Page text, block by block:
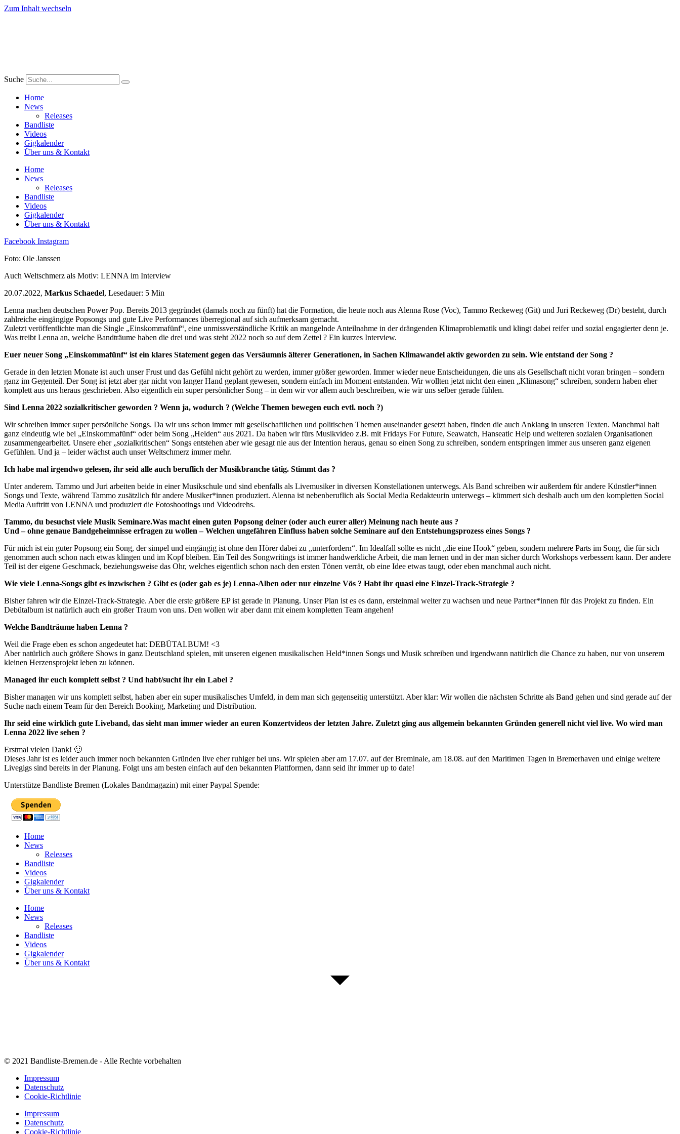
Zum Inhalt wechseln
Suche
Home
News
Releases
Bandliste
Videos
Gigkalender
Über uns & Kontakt
Home
News
Releases
Bandliste
Videos
Gigkalender
Über uns & Kontakt
Facebook Instagram
Foto: Ole Janssen
Auch Weltschmerz als Motiv: LENNA im Interview
20.07.2022, Markus Schaedel, Lesedauer: 5 Min
Lenna machen deutschen Power Pop. Bereits 2013 gegründet (damals noch zu fünft) hat die Formation, die heute noch aus Alenna Rose (Voc), Tammo Reckeweg (Git) und Juri Reckeweg (Dr) besteht, durch
zahlreiche eingängige Popsongs und gute Live Performances überregional auf sich aufmerksam gemacht.
Zuletzt veröffentlichte man die Single „Einskommafünf“, eine unmissverständliche Kritik an mangelnde Anteilnahme in der drängenden Klimaproblematik und klingt dabei reifer und sozial engagierter denn je.
Was treibt Lenna an, welche Bandträume haben die drei und was steht 2022 noch so auf dem Zettel ? Ein kurzes Interview.
Euer neuer Song „Einskommafünf“ ist ein klares Statement gegen das Versäumnis älterer Generationen, in Sachen Klimawandel aktiv geworden zu sein. Wie entstand der Song ?
Gerade in den letzten Monate ist auch unser Frust und das Gefühl nicht gehört zu werden, immer größer geworden. Immer wieder neue Entscheidungen, die uns als Gesellschaft nicht voran bringen – sondern
ganz im Gegenteil. Der Song ist jetzt aber gar nicht von langer Hand geplant gewesen, sondern einfach im Moment entstanden. Wir wollten jetzt nicht den einen „Klimasong“ schreiben, sondern haben eher
komplett aus uns heraus geschrieben. Also eigentlich ein super persönlicher Song – in dem wir vor allem auch beschreiben, wie wir uns selber gerade fühlen.
Sind Lenna 2022 sozialkritischer geworden ? Wenn ja, wodurch ? (Welche Themen bewegen euch evtl. noch ?)
Wir schreiben immer super persönliche Songs. Da wir uns schon immer mit gesellschaftlichen und politischen Themen auseinander gesetzt haben, finden die auch Anklang in unseren Texten. Manchmal halt
ganz eindeutig wie bei „Einskommafünf“ oder beim Song „Helden“ aus 2021. Da haben wir fürs Musikvideo z.B. mit Fridays For Future, Seawatch, Hanseatic Help und weiteren sozialen Organisationen
zusammengearbeitet. Unsere eher „sozialkritischen“ Songs entstehen aber wie gesagt nie aus der Intention heraus, genau so einen Song zu schreiben, sondern entspringen immer aus unseren ganz eigenen
Gefühlen. Und ja – leider wächst auch unser Weltschmerz immer mehr.
Ich habe mal irgendwo gelesen, ihr seid alle auch beruflich der Musikbranche tätig. Stimmt das ?
Unter anderem. Tammo und Juri arbeiten beide in einer Musikschule und sind ebenfalls als Livemusiker in diversen Konstellationen unterwegs. Als Band schreiben wir außerdem für andere Künstler*innen
Songs und Texte, während Tammo zusätzlich für andere Musiker*innen produziert. Alenna ist nebenberuflich als Social Media Redakteurin unterwegs – kümmert sich deshalb auch um den kompletten Social
Media Auftritt von LENNA und produziert die Fotoshootings und Videodrehs.
Tammo, du besuchst viele Musik Seminare.Was macht einen guten Popsong deiner (oder auch eurer aller) Meinung nach heute aus ?
Und – ohne genaue Bandgeheimnisse erfragen zu wollen – Welchen ungefähren Einfluss haben solche Seminare auf den Entstehungsprozess eines Songs ?
Für mich ist ein guter Popsong ein Song, der simpel und eingängig ist ohne den Hörer dabei zu „unterfordern“. Im Idealfall sollte es nicht „die eine Hook“ geben, sondern mehrere Parts im Song, die für sich
genommen auch schon nach etwas klingen und im Kopf bleiben. Ein Teil des Songwritings ist immer handwerkliche Arbeit, die man lernen und in der man sicher durch Workshops verbessern kann. Der andere
Teil ist der eigene Geschmack, beziehungsweise das Ohr, welches eigentlich schon nach den ersten Tönen verrät, ob eine Idee etwas taugt, oder eben manchmal auch nicht.
Wie viele Lenna-Songs gibt es inzwischen ? Gibt es (oder gab es je) Lenna-Alben oder nur einzelne Vös ? Habt ihr quasi eine Einzel-Track-Strategie ?
Bisher fahren wir die Einzel-Track-Strategie. Aber die erste größere EP ist gerade in Planung. Unser Plan ist es es dann, ersteinmal weiter zu wachsen und neue Partner*innen für das Projekt zu finden. Ein
Debütalbum ist natürlich auch ein großer Traum von uns. Den wollen wir aber dann mit einem kompletten Team angehen!
Welche Bandträume haben Lenna ?
Weil die Frage eben es schon angedeutet hat: DEBÜTALBUM! <3
Aber natürlich auch größere Shows in ganz Deutschland spielen, mit unseren eigenen musikalischen Held*innen Songs und Musik schreiben und irgendwann natürlich die Chance zu haben, nur von unserem
kleinen Herzensprojekt leben zu können.
Managed ihr euch komplett selbst ? Und habt/sucht ihr ein Label ?
Bisher managen wir uns komplett selbst, haben aber ein super musikalisches Umfeld, in dem man sich gegenseitig unterstützt. Aber klar: Wir wollen die nächsten Schritte als Band gehen und sind gerade auf der
Suche nach einem Team für den Bereich Booking, Marketing und Distribution.
Ihr seid eine wirklich gute Liveband, das sieht man immer wieder an euren Konzertvideos der letzten Jahre. Zuletzt ging aus allgemein bekannten Gründen generell nicht viel live. Wo wird man
Lenna 2022 live sehen ?
Erstmal vielen Dank! 🙂
Dieses Jahr ist es leider auch immer noch bekannten Gründen live eher ruhiger bei uns. Wir spielen aber am 17.07. auf der Breminale, am 18.08. auf den Maritimen Tagen in Bremerhaven und einige weitere
Livegigs sind bereits in der Planung. Folgt uns am besten einfach auf den bekannten Plattformen, dann seid ihr immer up to date!
Unterstütze Bandliste Bremen (Lokales Bandmagazin) mit einer Paypal Spende:
Home
News
Releases
Bandliste
Videos
Gigkalender
Über uns & Kontakt
Home
News
Releases
Bandliste
Videos
Gigkalender
Über uns & Kontakt
© 2021 Bandliste-Bremen.de - Alle Rechte vorbehalten
Impressum
Datenschutz
Cookie-Richtlinie
Impressum
Datenschutz
Cookie-Richtlinie